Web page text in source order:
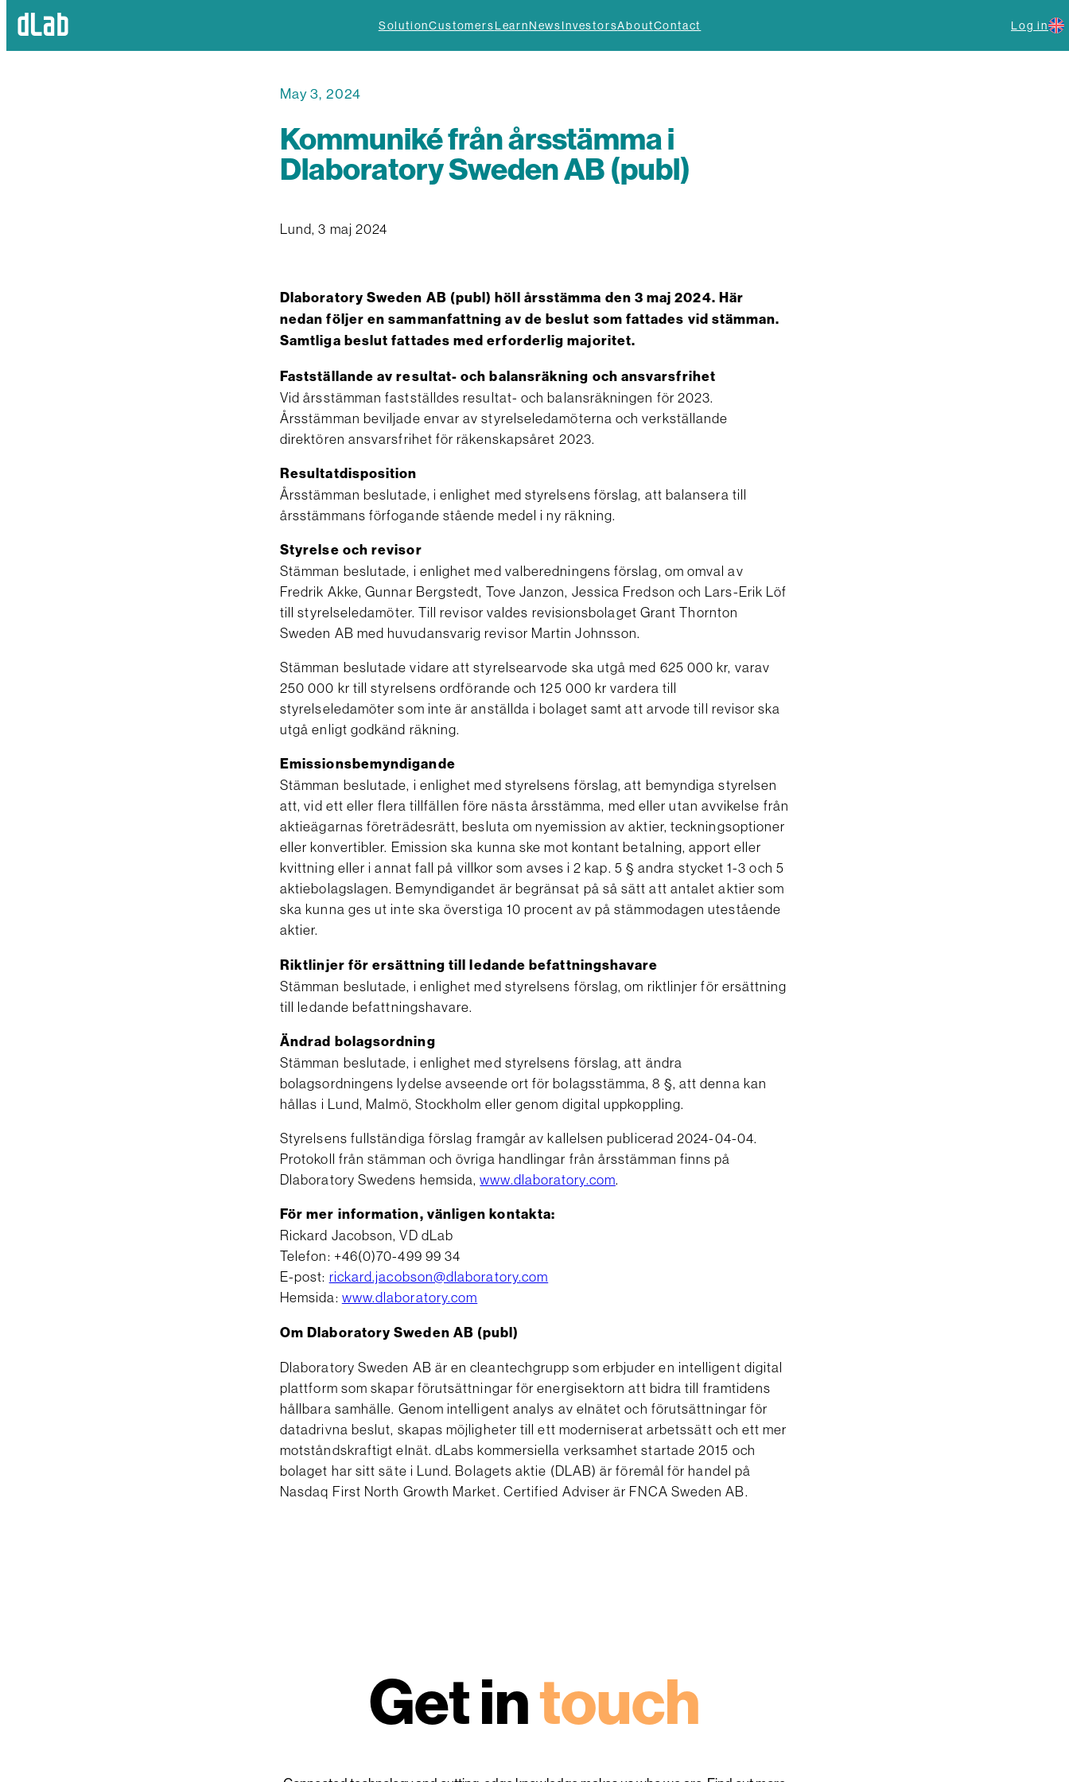
SolutionCustomersLearnNewsInvestorsAboutContact Log in
May 3, 2024
Kommuniké från årsstämma i
Dlaboratory Sweden AB (publ)
Lund, 3 maj 2024
Dlaboratory Sweden AB (publ) höll årsstämma den 3 maj 2024. Här
nedan följer en sammanfattning av de beslut som fattades vid stämman.
Samtliga beslut fattades med erforderlig majoritet.
Fastställande av resultat- och balansräkning och ansvarsfrihet
Vid årsstämman fastställdes resultat- och balansräkningen för 2023.
Årsstämman beviljade envar av styrelseledamöterna och verkställande
direktören ansvarsfrihet för räkenskapsåret 2023.
Resultatdisposition
Årsstämman beslutade, i enlighet med styrelsens förslag, att balansera till
årsstämmans förfogande stående medel i ny räkning.
Styrelse och revisor
Stämman beslutade, i enlighet med valberedningens förslag, om omval av
Fredrik Akke, Gunnar Bergstedt, Tove Janzon, Jessica Fredson och Lars-Erik Löf
till styrelseledamöter. Till revisor valdes revisionsbolaget Grant Thornton
Sweden AB med huvudansvarig revisor Martin Johnsson.
Stämman beslutade vidare att styrelsearvode ska utgå med 625 000 kr, varav
250 000 kr till styrelsens ordförande och 125 000 kr vardera till
styrelseledamöter som inte är anställda i bolaget samt att arvode till revisor ska
utgå enligt godkänd räkning.
Emissionsbemyndigande
Stämman beslutade, i enlighet med styrelsens förslag, att bemyndiga styrelsen
att, vid ett eller flera tillfällen före nästa årsstämma, med eller utan avvikelse från
aktieägarnas företrädesrätt, besluta om nyemission av aktier, teckningsoptioner
eller konvertibler. Emission ska kunna ske mot kontant betalning, apport eller
kvittning eller i annat fall på villkor som avses i 2 kap. 5 § andra stycket 1-3 och 5
aktiebolagslagen. Bemyndigandet är begränsat på så sätt att antalet aktier som
ska kunna ges ut inte ska överstiga 10 procent av på stämmodagen utestående
aktier.
Riktlinjer för ersättning till ledande befattningshavare
Stämman beslutade, i enlighet med styrelsens förslag, om riktlinjer för ersättning
till ledande befattningshavare.
Ändrad bolagsordning
Stämman beslutade, i enlighet med styrelsens förslag, att ändra
bolagsordningens lydelse avseende ort för bolagsstämma, 8 §, att denna kan
hållas i Lund, Malmö, Stockholm eller genom digital uppkoppling.
Styrelsens fullständiga förslag framgår av kallelsen publicerad 2024-04-04.
Protokoll från stämman och övriga handlingar från årsstämman finns på
Dlaboratory Swedens hemsida,www.dlaboratory.com.
För mer information, vänligen kontakta:
Rickard Jacobson, VD dLab
Telefon: +46(0)70-499 99 34
E-post: rickard.jacobson@dlaboratory.com
Hemsida: www.dlaboratory.com
Om Dlaboratory Sweden AB (publ)
Dlaboratory Sweden AB är en cleantechgrupp som erbjuder en intelligent digital
plattform som skapar förutsättningar för energisektorn att bidra till framtidens
hållbara samhälle. Genom intelligent analys av elnätet och förutsättningar för
datadrivna beslut, skapas möjligheter till ett moderniserat arbetssätt och ett mer
motståndskraftigt elnät. dLabs kommersiella verksamhet startade 2015 och
bolaget har sitt säte i Lund. Bolagets aktie (DLAB) är föremål för handel på
Nasdaq First North Growth Market. Certified Adviser är FNCA Sweden AB.
Get intouch